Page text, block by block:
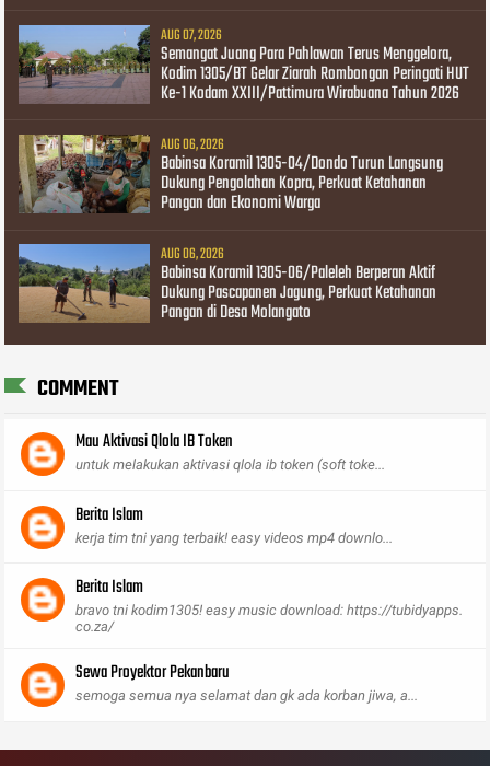
AUG 07, 2026
Semangat Juang Para Pahlawan Terus Menggelora,
Kodim 1305/BT Gelar Ziarah Rombongan Peringati HUT
Ke-1 Kodam XXIII/Pattimura Wirabuana Tahun 2026
AUG 06, 2026
Babinsa Koramil 1305-04/Dondo Turun Langsung
Dukung Pengolahan Kopra, Perkuat Ketahanan
Pangan dan Ekonomi Warga
AUG 06, 2026
Babinsa Koramil 1305-06/Paleleh Berperan Aktif
Dukung Pascapanen Jagung, Perkuat Ketahanan
Pangan di Desa Molangato
COMMENT
Mau Aktivasi Qlola IB Token
untuk melakukan aktivasi qlola ib token (soft toke...
Berita Islam
kerja tim tni yang terbaik! easy videos mp4 downlo...
Berita Islam
bravo tni kodim1305! easy music download: https://tubidyapps.
co.za/
Sewa Proyektor Pekanbaru
semoga semua nya selamat dan gk ada korban jiwa, a...